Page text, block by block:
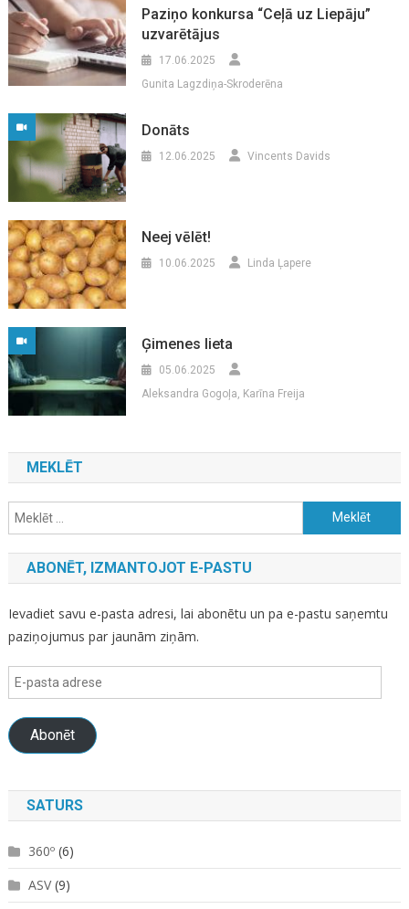
Paziņo konkursa “Ceļā uz Liepāju”
uzvarētājus
17.06.2025
Gunita Lagzdiņa-Skroderēna
Donāts
12.06.2025 Vincents Davids
Neej vēlēt!
10.06.2025 Linda Ļapere
Ģimenes lieta
05.06.2025
Aleksandra Gogoļa, Karīna Freija
MEKLĒT
Meklēt:
ABONĒT, IZMANTOJOT E-PASTU
Ievadiet savu e-pasta adresi, lai abonētu un pa e-pastu saņemtu
paziņojumus par jaunām ziņām.
E-
pasta
adrese
Abonēt
SATURS
360º(6)
ASV(9)